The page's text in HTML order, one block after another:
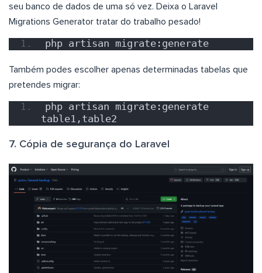
seu banco de dados de uma só vez. Deixa o Laravel
Migrations Generator tratar do trabalho pesado!
php artisan migrate:generate
Também podes escolher apenas determinadas tabelas que
pretendes migrar:
php artisan migrate:generate
table1,table2
7. Cópia de segurança do Laravel